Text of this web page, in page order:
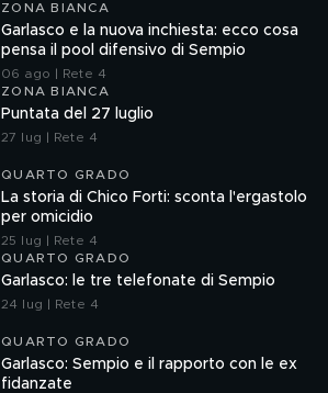
ZONA BIANCA
Garlasco e la nuova inchiesta: ecco cosa
pensa il pool difensivo di Sempio
06 ago | Rete 4
ZONA BIANCA
Puntata del 27 luglio
27 lug | Rete 4
QUARTO GRADO
La storia di Chico Forti: sconta l'ergastolo
per omicidio
25 lug | Rete 4
QUARTO GRADO
Garlasco: le tre telefonate di Sempio
24 lug | Rete 4
QUARTO GRADO
Garlasco: Sempio e il rapporto con le ex
fidanzate